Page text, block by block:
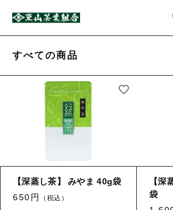
すべての商品
【深蒸し茶】 みやま 40g袋
650円
（税込）
【深
袋
ログイン / 会員登録
お気に入り
定番商品
すべて
ティーバック・粉
キーワード検索
子カテゴリ